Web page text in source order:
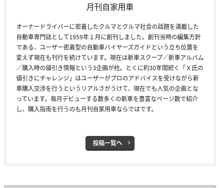
月刊自家用車
オーナードライバーに密着したクルマとクルマ社会の話題を満載した
自動車専門誌として1959年１月に創刊しました。創刊当時の編集方針
である、ユーザー密着型の自動車バイヤーズガイドという立ち位置を
変えず現在も刊行を続けています。現在は新車スクープ／新車アルバム
／購入時の値引き情報という3企画が柱。とくに約30年間続く「Ｘ氏の
値引きにチャレンジ」はユーザーがプロのアドバイスを受けながら新
車購入交渉を行うというリアルさがうけて、現在でも人気の企画とな
っています。毎月デビューする数多くの新車を豊富なページ数で紹介
し、購入指南を行うのも月刊自家用車ならではです。
投稿一覧へ